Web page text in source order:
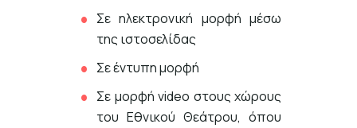
Σε ηλεκτρονική μορφή μέσω
της ιστοσελίδας
Σε έντυπη μορφή
Σε μορφή video στους χώρους
του Εθνικού Θεάτρου, όπου